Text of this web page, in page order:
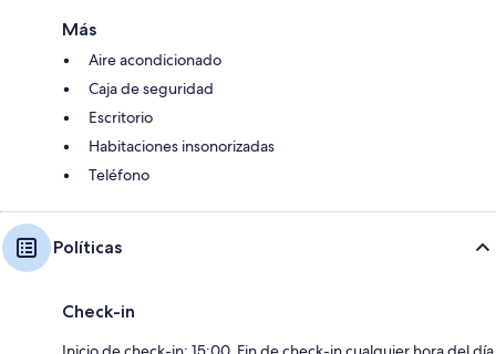
Más
Aire acondicionado
Caja de seguridad
Escritorio
Habitaciones insonorizadas
Teléfono
Políticas
Check-in